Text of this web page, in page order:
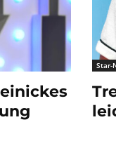
Star-